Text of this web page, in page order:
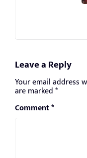
Leave a Reply
Your email address
are marked*
Comment*